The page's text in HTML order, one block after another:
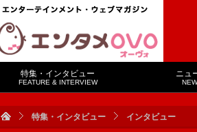
特集・インタビュー
FEATURE & INTERVIEW
ニュ
特集・インタビュー インタビュー